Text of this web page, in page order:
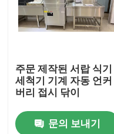
공장 투어
품질 관리
주문 제작된 서랍 식기
세척기 기계 자동 언커
버리 접시 닦이
문의 보내기